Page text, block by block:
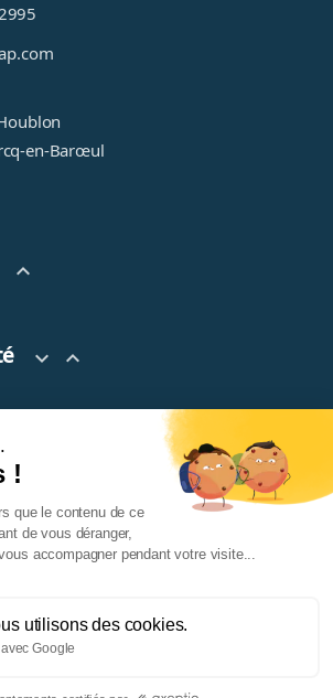
en-Barœul

 
PinterestInstagram
!
que le contenu de ce
de vous déranger,
accompagner pendant votre visite...
utilisons des cookies.
Google